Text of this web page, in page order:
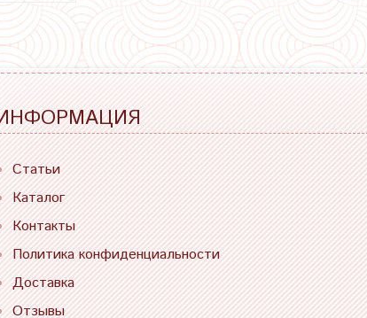
Статьи
Каталог
Контакты
Политика конфиденциальности
Доставка
Отзывы